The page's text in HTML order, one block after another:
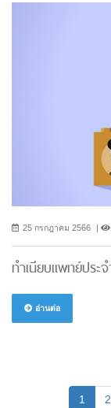
25 กรกฎาคม 2566
ทำเนียบแพทย์ประ
อ่านต่อ
1 2